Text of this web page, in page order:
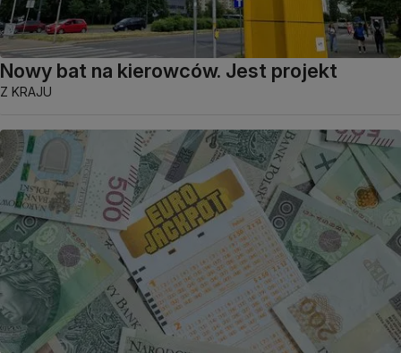
Nowy bat na kierowców. Jest projekt
Z KRAJU